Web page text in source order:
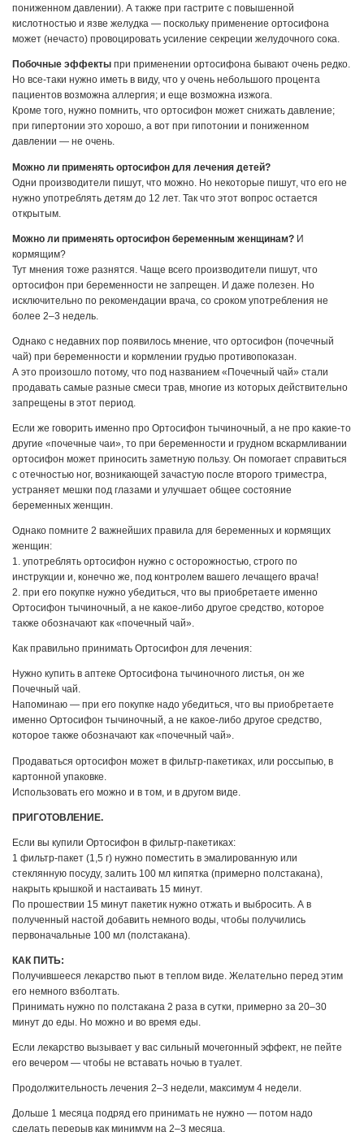
пониженном давлении). А также при гастрите с повышенной
кислотностью и язве желудка — поскольку применение ортосифона
может (нечасто) провоцировать усиление секреции желудочного сока.
Побочные эффекты при применении ортосифона бывают очень редко.
Но все-таки нужно иметь в виду, что у очень небольшого процента
пациентов возможна аллергия; и еще возможна изжога.
Кроме того, нужно помнить, что ортосифон может снижать давление;
при гипертонии это хорошо, а вот при гипотонии и пониженном
давлении — не очень.
Можно ли применять ортосифон для лечения детей?
Одни производители пишут, что можно. Но некоторые пишут, что его не
нужно употреблять детям до 12 лет. Так что этот вопрос остается
открытым.
Можно ли применять ортосифон беременным женщинам? И
кормящим?
Тут мнения тоже разнятся. Чаще всего производители пишут, что
ортосифон при беременности не запрещен. И даже полезен. Но
исключительно по рекомендации врача, со сроком употребления не
более 2–3 недель.
Однако с недавних пор появилось мнение, что ортосифон (почечный
чай) при беременности и кормлении грудью противопоказан.
А это произошло потому, что под названием «Почечный чай» стали
продавать самые разные смеси трав, многие из которых действительно
запрещены в этот период.
Если же говорить именно про Ортосифон тычиночный, а не про какие-то
другие «почечные чаи», то при беременности и грудном вскармливании
ортосифон может приносить заметную пользу. Он помогает справиться
с отечностью ног, возникающей зачастую после второго триместра,
устраняет мешки под глазами и улучшает общее состояние
беременных женщин.
Однако помните 2 важнейших правила для беременных и кормящих
женщин:
1. употреблять ортосифон нужно с осторожностью, строго по
инструкции и, конечно же, под контролем вашего лечащего врача!
2. при его покупке нужно убедиться, что вы приобретаете именно
Ортосифон тычиночный, а не какое-либо другое средство, которое
также обозначают как «почечный чай».
Как правильно принимать Ортосифон для лечения:
Нужно купить в аптеке Ортосифона тычиночного листья, он же
Почечный чай.
Напоминаю — при его покупке надо убедиться, что вы приобретаете
именно Ортосифон тычиночный, а не какое-либо другое средство,
которое также обозначают как «почечный чай».
Продаваться ортосифон может в фильтр-пакетиках, или россыпью, в
картонной упаковке.
Использовать его можно и в том, и в другом виде.
ПРИГОТОВЛЕНИЕ.
Если вы купили Ортосифон в фильтр-пакетиках:
1 фильтр-пакет (1,5 г) нужно поместить в эмалированную или
стеклянную посуду, залить 100 мл кипятка (примерно полстакана),
накрыть крышкой и настаивать 15 минут.
По прошествии 15 минут пакетик нужно отжать и выбросить. А в
полученный настой добавить немного воды, чтобы получились
первоначальные 100 мл (полстакана).
КАК ПИТЬ:
Получившееся лекарство пьют в теплом виде. Желательно перед этим
его немного взболтать.
Принимать нужно по полстакана 2 раза в сутки, примерно за 20–30
минут до еды. Но можно и во время еды.
Если лекарство вызывает у вас сильный мочегонный эффект, не пейте
его вечером — чтобы не вставать ночью в туалет.
Продолжительность лечения 2–3 недели, максимум 4 недели.
Дольше 1 месяца подряд его принимать не нужно — потом надо
сделать перерыв как минимум на 2–3 месяца.